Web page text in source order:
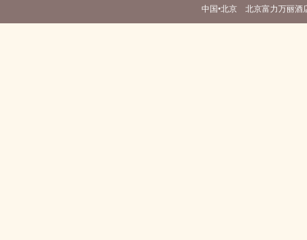
中国•北京 北京富力万丽酒